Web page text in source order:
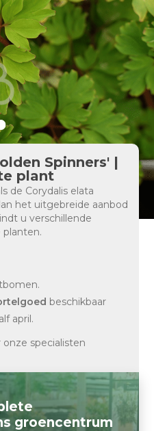
Spinners' |
plant
de Corydalis elata
het uitgebreide aanbod
u verschillende
planten.
beschikbaar
april.
onze specialisten
groencentrum